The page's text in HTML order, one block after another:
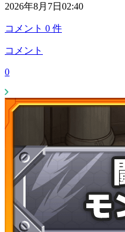
2026年8月7日02:40
コメント 0 件
コメント
0